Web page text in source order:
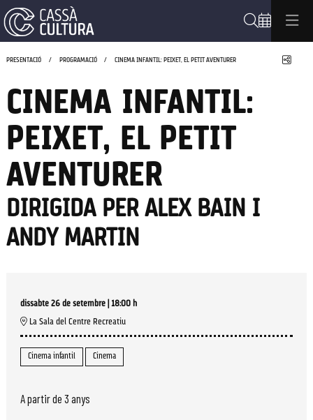
PRESENTACIÓ PROGRAMACIÓ CINEMA INFANTIL: PEIXET, EL PETIT AVENTURER
CINEMA INFANTIL:
PEIXET, EL PETIT
AVENTURER
DIRIGIDA PER ALEX BAIN I
ANDY MARTIN
dissabte 26 de setembre
18:00 h
La Sala del Centre Recreatiu
Cinema infantil Cinema
A partir de 3 anys